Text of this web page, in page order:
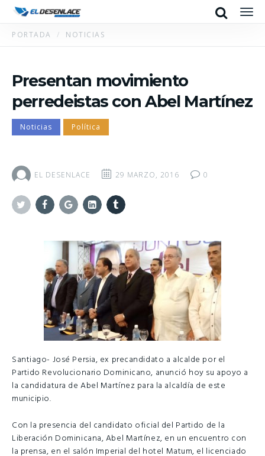
Search
PORTADA NOTICIAS
Presentan movimiento
perredeistas con Abel Martínez
Noticias Política
EL DESENLACE 29 MARZO, 2016 0
Santiago- José Persia, ex precandidato a alcalde por el
Partido Revolucionario Dominicano, anunció hoy su apoyo a
la candidatura de Abel Martínez para la alcaldía de este
municipio.
Con la presencia del candidato oficial del Partido de la
Liberación Dominicana, Abel Martínez, en un encuentro con
la prensa, en el salón Imperial del hotel Matum, el licenciado